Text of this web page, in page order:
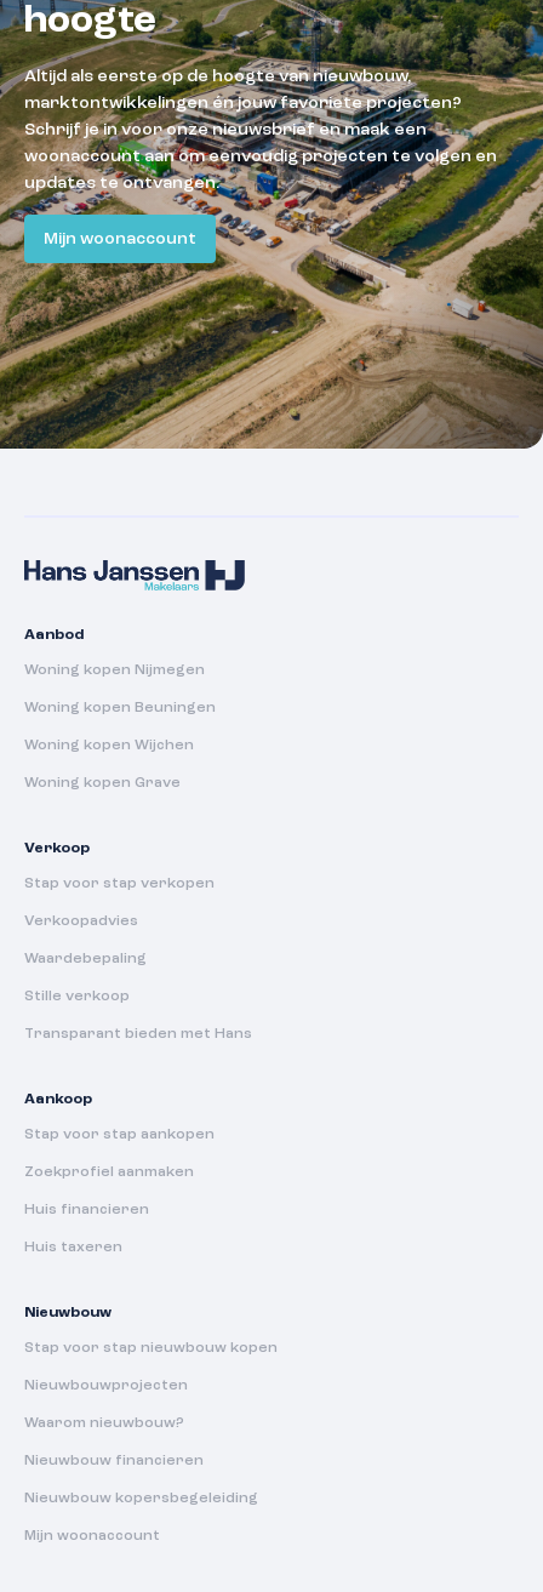
hoogte
Altijd als eerste op de hoogte van nieuwbouw,
marktontwikkelingen én jouw favoriete projecten?
Schrijf je in voor onze nieuwsbrief en maak een
woonaccount aan om eenvoudig projecten te volgen en
updates te ontvangen.
Mijn woonaccount
Aanbod
Woning kopen Nijmegen
Woning kopen Beuningen
Woning kopen Wijchen
Woning kopen Grave
Verkoop
Stap voor stap verkopen
Verkoopadvies
Waardebepaling
Stille verkoop
Transparant bieden met Hans
Aankoop
Stap voor stap aankopen
Zoekprofiel aanmaken
Huis financieren
Huis taxeren
Nieuwbouw
Stap voor stap nieuwbouw kopen
Nieuwbouwprojecten
Waarom nieuwbouw?
Nieuwbouw financieren
Nieuwbouw kopersbegeleiding
Mijn woonaccount